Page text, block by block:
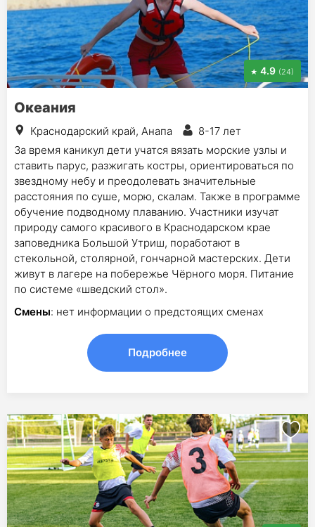
4.9 (24)
Океания
Краснодарский край, Анапа
8-17 лет
За время каникул дети учатся вязать морские узлы и
ставить парус, разжигать костры, ориентироваться по
звездному небу и преодолевать значительные
расстояния по суше, морю, скалам. Также в программе
обучение подводному плаванию. Участники изучат
природу самого красивого в Краснодарском крае
заповедника Большой Утриш, поработают в
стекольной, столярной, гончарной мастерских. Дети
живут в лагере на побережье Чёрного моря. Питание
по системе «шведский стол».
Смены: нет информации о предстоящих сменах
Подробнее